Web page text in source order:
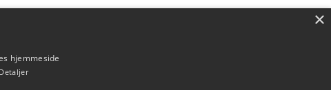
×
hjemmeside
Detaljer